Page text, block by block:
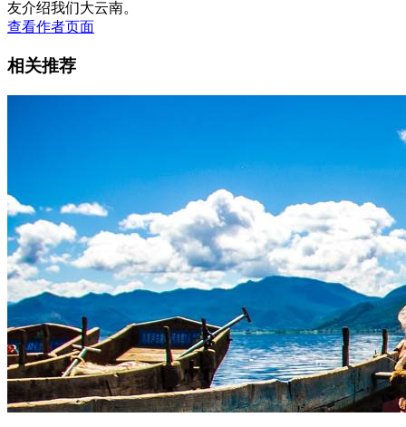
友介绍我们大云南。
查看作者页面
相关推荐